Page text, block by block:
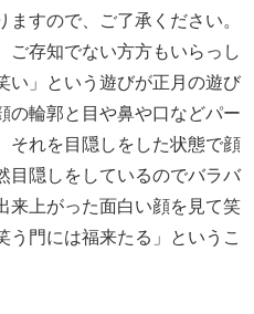
ますので、ご了承ください。
存知でない方方もいらっし
い」という遊びが正月の遊び
の輪郭と目や鼻や口などパー
それを目隠しをした状態で顔
目隠しをしているのでバラバ
来上がった面白い顔を見て笑
う門には福来たる」というこ